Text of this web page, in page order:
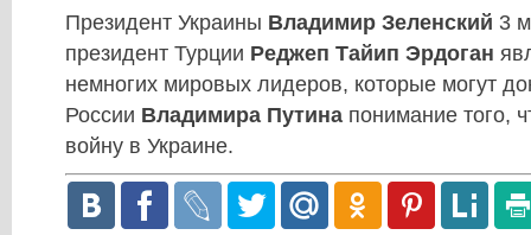
Президент Украины Владимир Зеленский 3
президент Турции Реджеп Тайип Эрдоган
немногих мировых лидеров, которые могут
России Владимира Путина понимание того,
войну в Украине.